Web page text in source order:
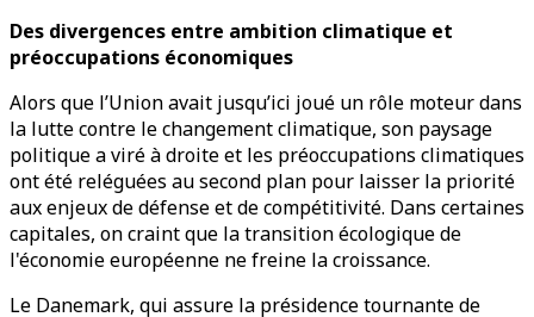
Des divergences entre ambition climatique et
préoccupations économiques
Alors que l’Union avait jusqu’ici joué un rôle moteur dans
la lutte contre le changement climatique, son paysage
politique a viré à droite et les préoccupations climatiques
ont été reléguées au second plan pour laisser la priorité
aux enjeux de défense et de compétitivité. Dans certaines
capitales, on craint que la transition écologique de
l'économie européenne ne freine la croissance.
Le Danemark, qui assure la présidence tournante de